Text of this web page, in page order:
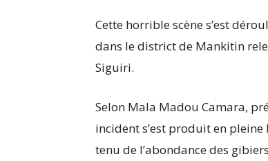
Cette horrible scène s’est
dans le district de Mankitin
Siguiri.
Selon Mala Madou Camara,
incident s’est produit en
tenu de l’abondance des